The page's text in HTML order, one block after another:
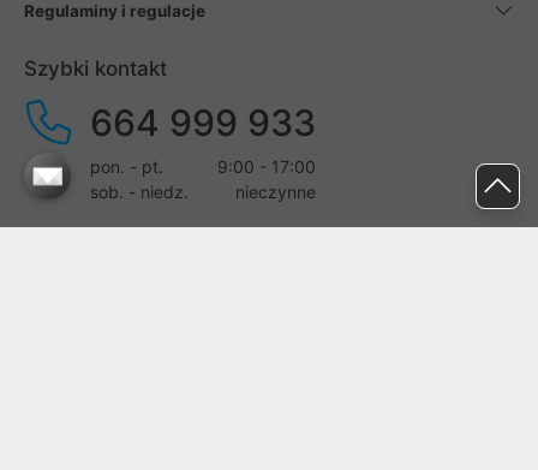
Regulaminy i regulacje
Szybki kontakt
664 999 933
pon. - pt.
9:00 - 17:00
sob. - niedz.
nieczynne